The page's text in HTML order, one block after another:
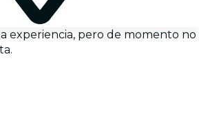
experiencia, pero de momento no